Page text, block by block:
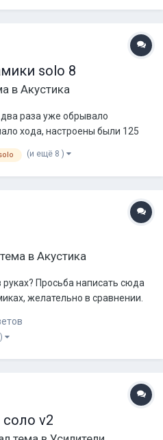
solo 8
в Акустика
раза уже обрывало
хода, настроены были 125
с верху распущены,
кроме частоты 80 герц она
СЧ, srtrv включен 1.
(и ещё 8 )
в Акустика
Просьба написать сюда
желательно в сравнении.
рекомендации по
соло v2